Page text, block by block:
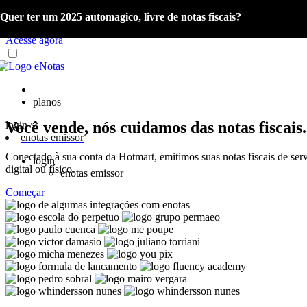
Já é cliente eNotas? Acesse o material com as orientações sobre a
Acesse agora
Quer ter um 2025 automagico, livre de notas fiscais?
planos
login
enotas emissor
login
enotas emissor
Você vende, nós cuidamos das notas fiscais.
Conectado à sua conta da Hotmart, emitimos suas notas fiscais de
digital ou físico.
Começar